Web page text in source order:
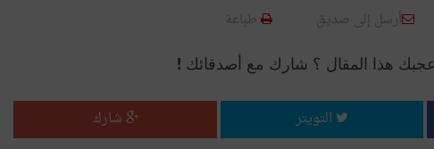
أرسل إلى صديق طباعة
هذا المقال ؟ شارك مع أصدقائك !
التويتر شارك